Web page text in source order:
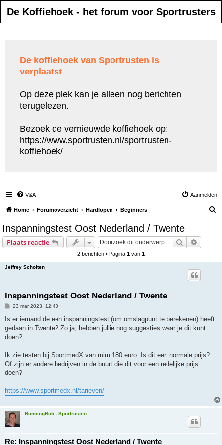
De Koffiehoek - het forum voor Sportrusters
De koffiehoek van Sportrusten is
verplaatst
Op deze plek kan je alleen nog berichten
terugelezen.
Bezoek de vernieuwde koffiehoek op:
https://www.sportrusten.nl/sportrusten-
koffiehoek/
V&A Aanmelden
Home Forumoverzicht Hardlopen Beginners
Inspanningstest Oost Nederland / Twente
Plaats reactie Zoek
2 berichten • Pagina 1 van 1
Jeffrey Scholten
Inspanningstest Oost Nederland / Twente
B
c
h
23 mar 2023, 12:40
Is er iemand de een inspanningstest (om omslagpunt te berekenen) heeft
gedaan in Twente? Zo ja, hebben jullie nog suggesties waar je dit kunt
doen?
Ik zie testen bij SportmedX van ruim 180 euro. Is dit een normale prijs?
Of zijn er andere bedrijven in de buurt die dit voor een redelijke prijs
doen?
https://www.sportmedx.nl/tarieven/
RunningRob - Sportrusten
Re: Inspanningstest Oost Nederland / Twente